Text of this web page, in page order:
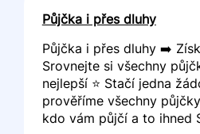
Půjčka i přes dluhy
Půjčka i přes dluhy ➡️
Srovnejte si všechny
nejlepší ⭐ Stačí jedna
prověříme všechny
kdo vám půjčí a to ihned